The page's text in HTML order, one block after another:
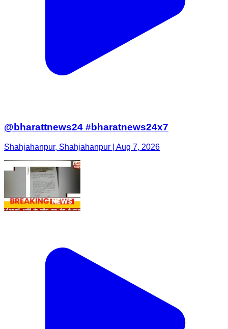
@bharattnews24 #bharatnews24x7
Shahjahanpur, Shahjahanpur | Aug 7, 2026